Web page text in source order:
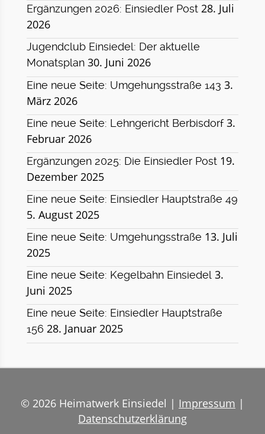
Ergänzungen 2026: Einsiedler Post 28. Juli
2026
Jugendclub Einsiedel: Der aktuelle
Monatsplan 30. Juni 2026
Eine neue Seite: Umgehungsstraße 143 3.
März 2026
Eine neue Seite: Lehngericht Berbisdorf 3.
Februar 2026
Ergänzungen 2025: Die Einsiedler Post 19.
Dezember 2025
Eine neue Seite: Einsiedler Hauptstraße 49
5. August 2025
Eine neue Seite: Umgehungsstraße 13. Juli
2025
Eine neue Seite: Kegelbahn Einsiedel 3.
Juni 2025
Eine neue Seite: Einsiedler Hauptstraße
156 28. Januar 2025
© 2026 Heimatwerk Einsiedel | Impressum |
Datenschutzerklärung